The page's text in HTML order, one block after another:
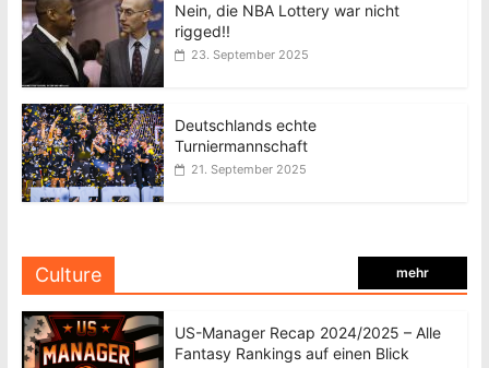
Nein, die NBA Lottery war nicht
rigged!!
23. September 2025
Deutschlands echte
Turniermannschaft
21. September 2025
Culture mehr
US-Manager Recap 2024/2025 – Alle
Fantasy Rankings auf einen Blick